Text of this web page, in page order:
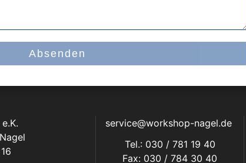
Absenden
service@workshop-nagel.de
Tel.: 030 / 781 19 40
Fax: 030 / 784 30 40